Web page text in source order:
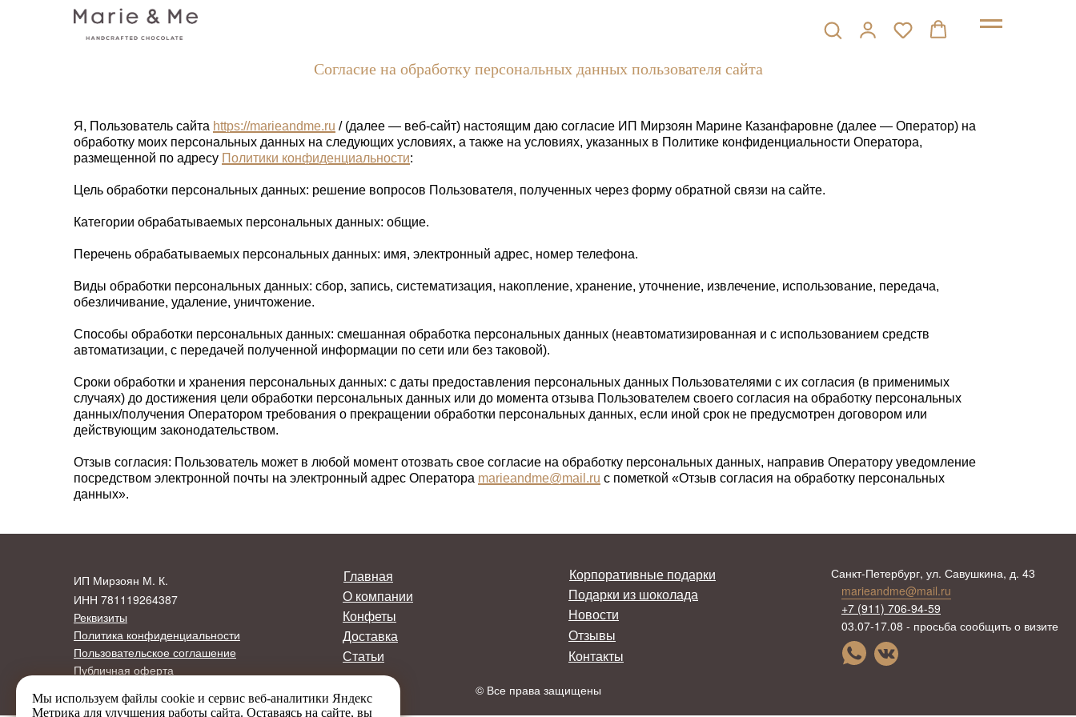
Согласие на обработку персональных данных пользователя сайта
Я, Пользователь сайта https://marieandme.ru / (далее — веб-сайт) настоящим даю согласие ИП Мирзоян Марине Казанфаровне (далее — Оператор) на
обработку моих персональных данных на следующих условиях, а также на условиях, указанных в Политике конфиденциальности Оператора,
размещенной по адресу Политики конфиденциальности:
Цель обработки персональных данных: решение вопросов Пользователя, полученных через форму обратной связи на сайте.
Категории обрабатываемых персональных данных: общие.
Перечень обрабатываемых персональных данных: имя, электронный адрес, номер телефона.
Виды обработки персональных данных: сбор, запись, систематизация, накопление, хранение, уточнение, извлечение, использование, передача,
обезличивание, удаление, уничтожение.
Способы обработки персональных данных: смешанная обработка персональных данных (неавтоматизированная и с использованием средств
автоматизации, с передачей полученной информации по сети или без таковой).
Сроки обработки и хранения персональных данных: с даты предоставления персональных данных Пользователями с их согласия (в применимых
случаях) до достижения цели обработки персональных данных или до момента отзыва Пользователем своего согласия на обработку персональных
данных/получения Оператором требования о прекращении обработки персональных данных, если иной срок не предусмотрен договором или
действующим законодательством.
Отзыв согласия: Пользователь может в любой момент отозвать свое согласие на обработку персональных данных, направив Оператору уведомление
посредством электронной почты на электронный адрес Оператора marieandme@mail.ru с пометкой «Отзыв согласия на обработку персональных
данных».
Политика конфиденциальности
Публичная оферта
Пользовательское соглашение
Санкт-Петербург, ул. Савушкина, д. 43
© Все права защищены
Реквизиты
ИП Мирзоян М. К.
ИНН 781119264387
+7 (911) 706-94-59
marieandme@mail.ru
03.07-17.08 - просьба сообщить о визите
Главная
О компании
Конфеты
Подарки из шоколада
Корпоративные подарки
Новости
Доставка
Статьи
Контакты
Отзывы
Мы используем файлы cookie и сервис веб-аналитики Яндекс
Метрика для улучшения работы сайта. Оставаясь на сайте, вы